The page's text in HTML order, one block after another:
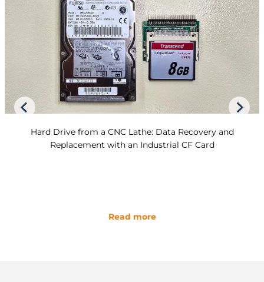
Hard Drive from a CNC Lathe: Data Recovery and
Replacement with an Industrial CF Card
Read more